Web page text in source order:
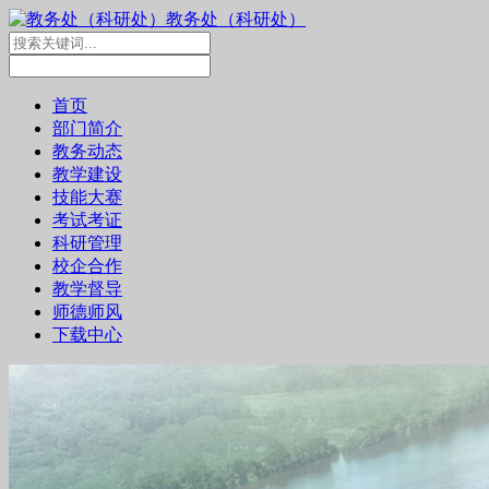
教务处（科研处）
首页
部门简介
教务动态
教学建设
技能大赛
考试考证
科研管理
校企合作
教学督导
师德师风
下载中心